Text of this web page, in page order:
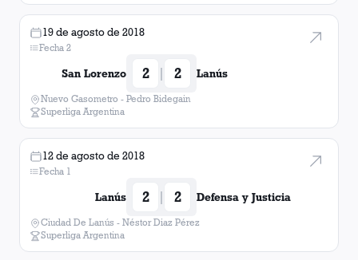
19 de agosto de 2018
Fecha 2
San Lorenzo 2 | 2 Lanús
Nuevo Gasometro - Pedro Bidegain
Superliga Argentina
12 de agosto de 2018
Fecha 1
Lanús 2 | 2 Defensa y Justicia
Ciudad De Lanús - Néstor Diaz Pérez
Superliga Argentina